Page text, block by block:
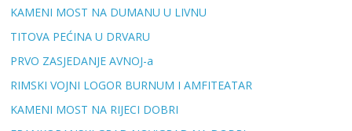
KAMENI MOST NA DUMANU U LIVNU
TITOVA PEĆINA U DRVARU
PRVO ZASJEDANJE AVNOJ-a
RIMSKI VOJNI LOGOR BURNUM I AMFITEATAR
KAMENI MOST NA RIJECI DOBRI